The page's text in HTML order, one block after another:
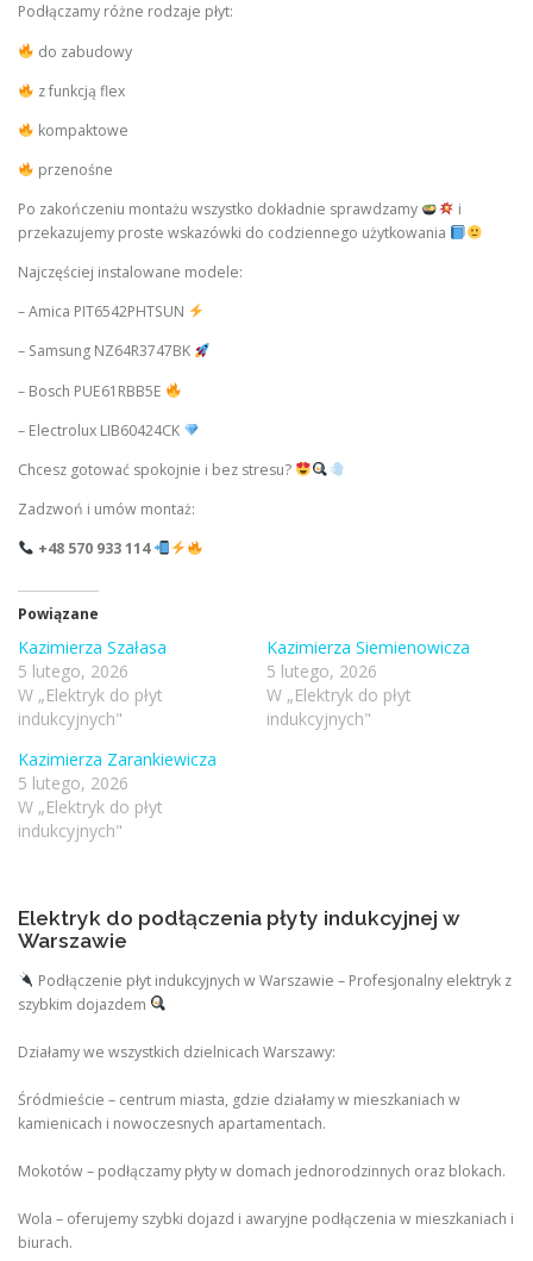
Podłączamy różne rodzaje płyt:
do zabudowy
z funkcją flex
kompaktowe
przenośne
Po zakończeniu montażu wszystko dokładnie sprawdzamy
i
przekazujemy proste wskazówki do codziennego użytkowania
Najczęściej instalowane modele:
– Amica PIT6542PHTSUN
– Samsung NZ64R3747BK
– Bosch PUE61RBB5E
– Electrolux LIB60424CK
Chcesz gotować spokojnie i bez stresu?
Zadzwoń i umów montaż:
+48 570 933 114
Powiązane
Kazimierza Szałasa
5 lutego, 2026
W „Elektryk do płyt
indukcyjnych"
Kazimierza Siemienowicza
5 lutego, 2026
W „Elektryk do płyt
indukcyjnych"
Kazimierza Zarankiewicza
5 lutego, 2026
W „Elektryk do płyt
indukcyjnych"
Elektryk do podłączenia płyty indukcyjnej w
Warszawie
Podłączenie płyt indukcyjnych w Warszawie – Profesjonalny elektryk z
szybkim dojazdem
Działamy we wszystkich dzielnicach Warszawy:
Śródmieście – centrum miasta, gdzie działamy w mieszkaniach w
kamienicach i nowoczesnych apartamentach.
Mokotów – podłączamy płyty w domach jednorodzinnych oraz blokach.
Wola – oferujemy szybki dojazd i awaryjne podłączenia w mieszkaniach i
biurach.